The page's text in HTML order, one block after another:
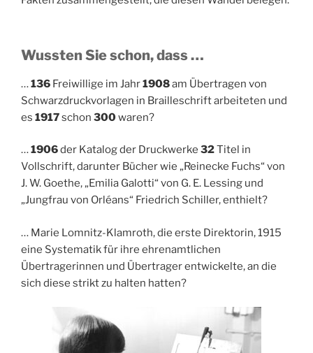
Wussten Sie schon, dass …
…136 Freiwillige im Jahr1908am Übertragen von
Schwarzdruckvorlagen in Brailleschrift arbeiteten und
es 1917schon 300waren?
…1906der Katalog der Druckwerke 32Titel in
Vollschrift, darunter Bücher wie „Reinecke Fuchs“ von
J. W. Goethe, „Emilia Galotti“ von G. E. Lessing und
„Jungfrau von Orléans“ Friedrich Schiller, enthielt?
… Marie Lomnitz-Klamroth, die erste Direktorin, 1915
eine Systematik für ihre ehrenamtlichen
Übertragerinnen und Übertrager entwickelte, an die
sich diese strikt zu halten hatten?